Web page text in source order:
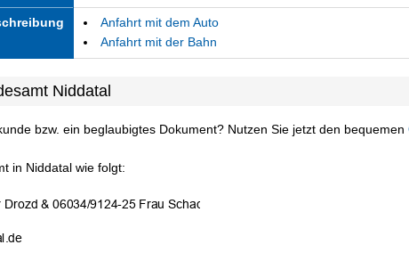
Anfahrt mit dem Auto
Anfahrt mit der Bahn
Niddatal
bzw. ein beglaubigtes Dokument? Nutzen Sie jetzt den bequemen
in Niddatal wie folgt: